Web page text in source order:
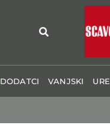
DODATCI VANJSKI